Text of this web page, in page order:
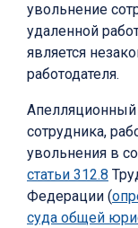
увольнение
удаленной
является
работодателя.
Апелляционный
сотрудника,
увольнения в
статьи 312.8
Федерации (
суда общей